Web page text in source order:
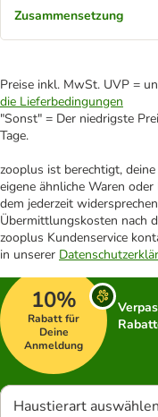
Zusammensetzung
Preise inkl. MwSt. UVP =
die Lieferbedingungen
"Sonst" = Der niedrigste
Tage.
zooplus ist berechtigt,
eigene ähnliche Waren
dem jederzeit
Übermittlungskosten nach
zooplus Kundenservice
in unserer
10%
Rabatt für
Deine
Anmeldung
Haustierart auswählen